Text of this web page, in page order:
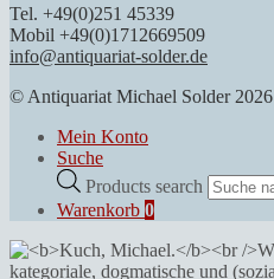
Tel. +49(0)251 45339
Mobil +49(0)1712669509
info@antiquariat-solder.de
© Antiquariat Michael Solder 2026
Mein Konto
Suche
Products search
Warenkorb 0